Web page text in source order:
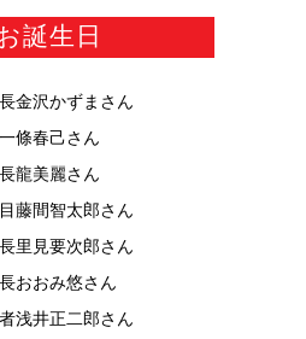
誕生日
金沢かずま さん
一條春己さん
龍美麗さん
藤間智太郎さん
里見要次郎さん
おおみ悠さん
浅井正二郎さん